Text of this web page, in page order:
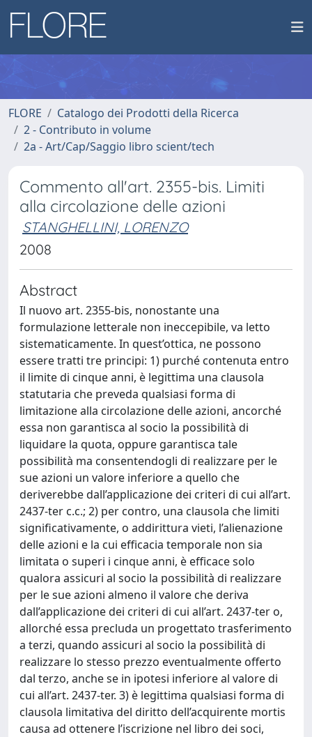
FLORE
Catalogo dei Prodotti della Ricerca
2 - Contributo in volume
2a - Art/Cap/Saggio libro scient/tech
Commento all'art. 2355-bis. Limiti
alla circolazione delle azioni
STANGHELLINI, LORENZO
2008
Abstract
Il nuovo art. 2355-bis, nonostante una
formulazione letterale non ineccepibile, va letto
sistematicamente. In quest’ottica, ne possono
essere tratti tre principi: 1) purché contenuta entro
il limite di cinque anni, è legittima una clausola
statutaria che preveda qualsiasi forma di
limitazione alla circolazione delle azioni, ancorché
essa non garantisca al socio la possibilità di
liquidare la quota, oppure garantisca tale
possibilità ma consentendogli di realizzare per le
sue azioni un valore inferiore a quello che
deriverebbe dall’applicazione dei criteri di cui all’art.
2437-ter c.c.; 2) per contro, una clausola che limiti
significativamente, o addirittura vieti, l’alienazione
delle azioni e la cui efficacia temporale non sia
limitata o superi i cinque anni, è efficace solo
qualora assicuri al socio la possibilità di realizzare
per le sue azioni almeno il valore che deriva
dall’applicazione dei criteri di cui all’art. 2437-ter o,
allorché essa precluda un progettato trasferimento
a terzi, quando assicuri al socio la possibilità di
realizzare lo stesso prezzo eventualmente offerto
dal terzo, anche se in ipotesi inferiore al valore di
cui all’art. 2437-ter. 3) è legittima qualsiasi forma di
clausola limitativa del diritto dell’acquirente mortis
causa ad ottenere l’iscrizione nel libro dei soci,